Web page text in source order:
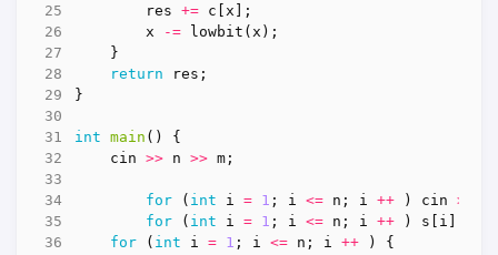
res
+= c [x ];
x
-= lowbit (x );
}
return
res ;
}
int main ()
{
cin
>> n >> m ;
for ( int i = 1 ; i <= n ; i ++ ) cin >>
for
( int i = 1 ; i <= n ; i ++ ) s i
for
( int i = 1 ; i <= n ; i ++ )
{